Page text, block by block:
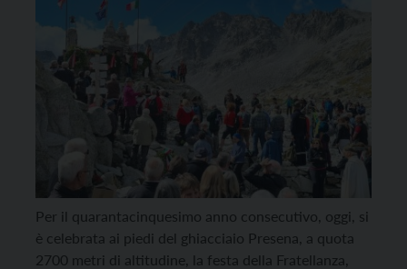
Per il quarantacinquesimo anno consecutivo, oggi, si
è celebrata ai piedi del ghiacciaio Presena, a quota
2700 metri di altitudine, la festa della Fratellanza,